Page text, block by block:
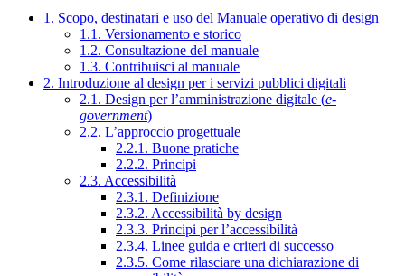
1. Scopo, destinatari e uso del Manuale operativo di design
1.1. Versionamento e storico
1.2. Consultazione del manuale
1.3. Contribuisci al manuale
2. Introduzione al design per i servizi pubblici digitali
2.1. Design per l’amministrazione digitale (e-
government)
2.2. L’approccio progettuale
2.2.1. Buone pratiche
2.2.2. Principi
2.3. Accessibilità
2.3.1. Definizione
2.3.2. Accessibilità by design
2.3.3. Principi per l’accessibilità
2.3.4. Linee guida e criteri di successo
2.3.5. Come rilasciare una dichiarazione di